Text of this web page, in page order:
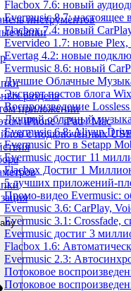
Flacbox 7.6: новый
Evermusic 8.7: настоящее
Flacbox 7.4: новый
Evervideo 1.7: новые
Evertag 4.2: новые
Evermusic 8.6: новый
Лучшие Облачные
Экспорт постов блога
Воспроизведение
Лучший облачный
Evermusic 6.8: Aliyun
Evermusic Pro в Setapp
Evermusic достиг 11
Flacbox Достиг 1
5 лучших приложений-
Промо-видео Evermusic:
Evermusic 3.6: CarPlay,
Evermusic 3.1: Crossfade,
Evermusic достиг 3
Flacbox 1.6:
Evermusic 2.3:
Потоковое
Потоковое
инструментов
папки
раздела
приложении
iPhone / iPad / Mac
с подключённых